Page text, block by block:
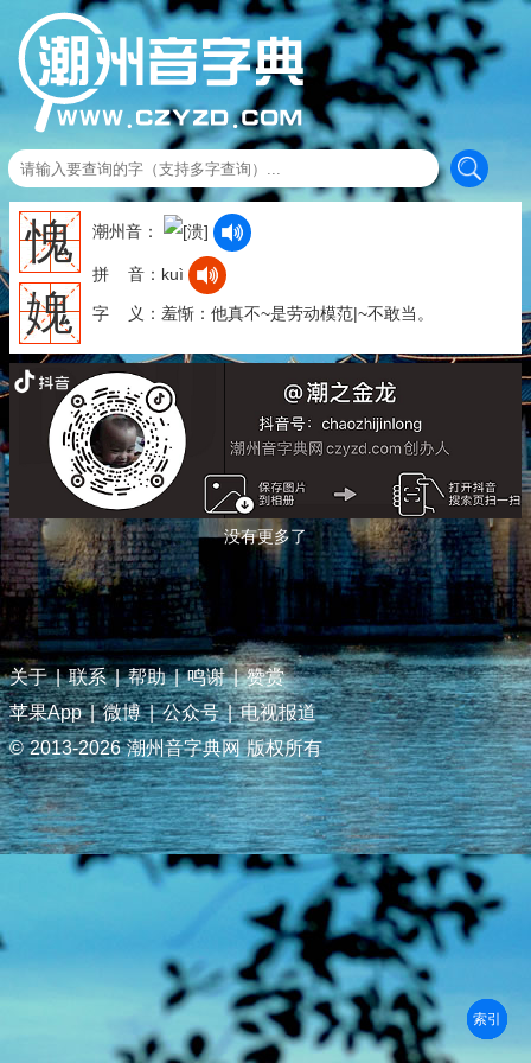
愧
媿
潮州音：
拼 音：kuì
字 义：羞惭：他真不~是劳动模范|~不敢当。
没有更多了
关于 | 联系 | 帮助 | 鸣谢 | 赞赏
苹果App | 微博 | 公众号 | 电视报道
© 2013-2026 潮州音字典网 版权所有
部首
笔划
拼音
潮拼